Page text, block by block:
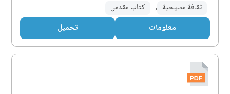
ثقافة مسيحية , كتاب مقدس
معلومات تحميل